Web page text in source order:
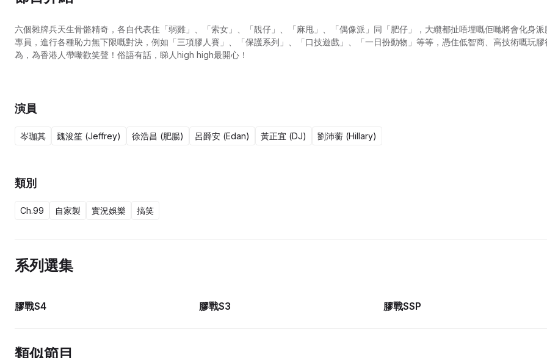
六個雜牌兵天生骨骼精奇，各自代表住「弱雞」、「索女」、「靚仔」、「麻甩」、「偶像派」同「肥仔」，大纜都扯唔埋嘅佢哋將會化身派
專員，進行各種恥力無下限嘅對決，例如「三項膠人賽」、「保護系列」、「口技遊戲」、「一日扮動物」等等，憑住低智商、高技術嘅玩膠
為，為香港人帶嚟歡笑聲！俗語有話，睇人high high最開心！
演員
岑珈其 魏浚笙 (Jeffrey) 徐浩昌 (肥腸) 呂爵安 (Edan) 黃正宜 (DJ) 劉沛蘅 (Hillary)
類別
Ch.99 自家製 實況娛樂 搞笑
系列選集
膠戰S4 膠戰S3 膠戰SSP
類似節目